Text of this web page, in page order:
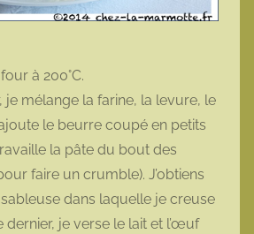
à 200°C.
je mélange la farine, la levure, le
le beurre coupé en petits
la pâte du bout des
faire un crumble). J’obtiens
dans laquelle je creuse
dernier, je verse le lait et l’œuf